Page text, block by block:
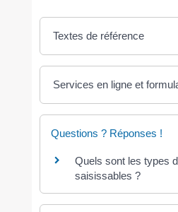
Textes de référence
Services en ligne et
Questions ? Réponses !
Quels sont les types
saisissables ?